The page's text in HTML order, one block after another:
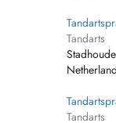
Tandarts
Tandarts